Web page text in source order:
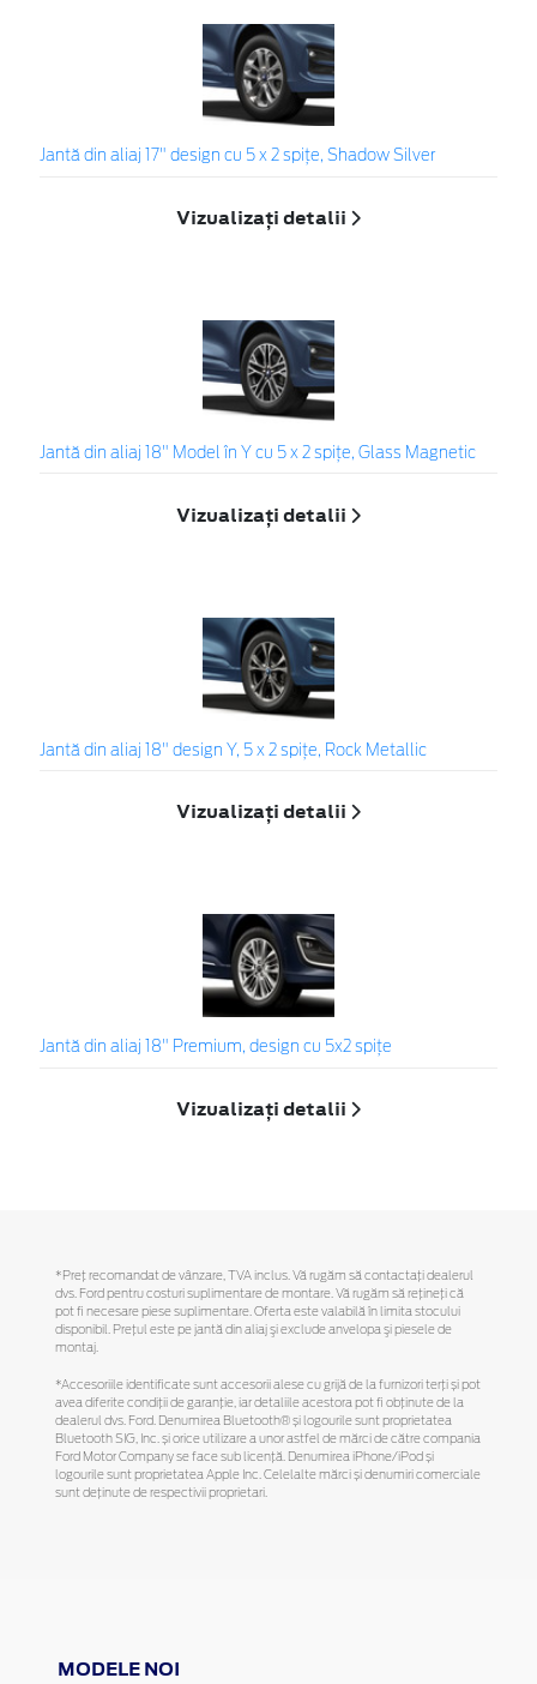
Jantă din aliaj 17" design cu 5 x 2 spiţe, Shadow Silver
Vizualizați detalii
Jantă din aliaj 18" Model în Y cu 5 x 2 spițe, Glass Magnetic
Vizualizați detalii
Jantă din aliaj 18" design Y, 5 x 2 spiţe, Rock Metallic
Vizualizați detalii
Jantă din aliaj 18" Premium, design cu 5x2 spiţe
Vizualizați detalii
*Preţ recomandat de vânzare, TVA inclus. Vă rugăm să contactaţi dealerul
dvs. Ford pentru costuri suplimentare de montare. Vă rugăm să reţineţi că
pot fi necesare piese suplimentare. Oferta este valabilă în limita stocului
disponibil. Preţul este pe jantă din aliaj şi exclude anvelopa şi piesele de
montaj.
*Accesoriile identificate sunt accesorii alese cu grijă de la furnizori terți și pot
avea diferite condiții de garanție, iar detaliile acestora pot fi obținute de la
dealerul dvs. Ford. Denumirea Bluetooth® și logourile sunt proprietatea
Bluetooth SIG, Inc. și orice utilizare a unor astfel de mărci de către compania
Ford Motor Company se face sub licență. Denumirea iPhone/iPod și
logourile sunt proprietatea Apple Inc. Celelalte mărci și denumiri comerciale
sunt deținute de respectivii proprietari.
MODELE NOI